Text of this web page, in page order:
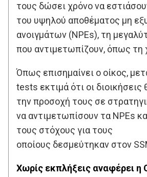
τους δώσει χρόνο να
του υψηλού αποθέματος μη
ανοιγμάτων (NPEs), τη
που αντιμετωπίζουν, όπως τη
Όπως επισημαίνει ο οίκος,
tests εκτιμά ότι οι
την προσοχή τους σε
να αντιμετωπίσουν τα NPEs
τους στόχους για τους
οποίους δεσμεύτηκαν στον
Χωρίς εκπλήξεις αναφέρει η